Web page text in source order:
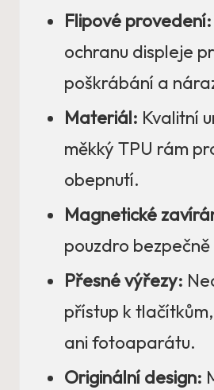
Flipové provedení:
ochranu displeje
poškrábání a
Materiál: Kvalitní
měkký TPU rám
obepnutí.
Magnetické
pouzdro
Přesné výřezy:
přístup k
ani fotoaparátu.
Originální design: